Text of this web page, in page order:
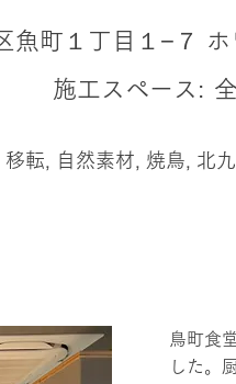
魚町１丁目１−７
施工スペース:
転, 自然素材, 焼鳥, 北
鳥町食
した。